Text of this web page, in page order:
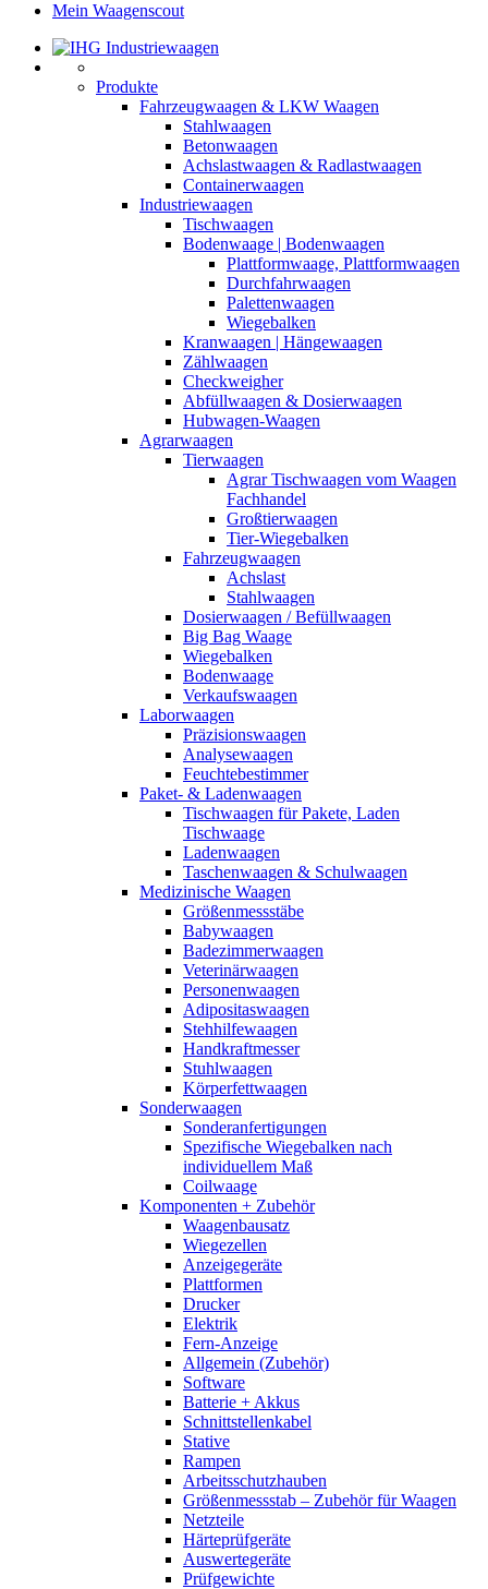
Mein Waagenscout
Produkte
Fahrzeugwaagen & LKW Waagen
Stahlwaagen
Betonwaagen
Achslastwaagen & Radlastwaagen
Containerwaagen
Industriewaagen
Tischwaagen
Bodenwaage | Bodenwaagen
Plattformwaage, Plattformwaagen
Durchfahrwaagen
Palettenwaagen
Wiegebalken
Kranwaagen | Hängewaagen
Zählwaagen
Checkweigher
Abfüllwaagen & Dosierwaagen
Hubwagen-Waagen
Agrarwaagen
Tierwaagen
Agrar Tischwaagen vom Waagen
Fachhandel
Großtierwaagen
Tier-Wiegebalken
Fahrzeugwaagen
Achslast
Stahlwaagen
Dosierwaagen / Befüllwaagen
Big Bag Waage
Wiegebalken
Bodenwaage
Verkaufswaagen
Laborwaagen
Präzisionswaagen
Analysewaagen
Feuchtebestimmer
Paket- & Ladenwaagen
Tischwaagen für Pakete, Laden
Tischwaage
Ladenwaagen
Taschenwaagen & Schulwaagen
Medizinische Waagen
Größenmessstäbe
Babywaagen
Badezimmerwaagen
Veterinärwaagen
Personenwaagen
Adipositaswaagen
Stehhilfewaagen
Handkraftmesser
Stuhlwaagen
Körperfettwaagen
Sonderwaagen
Sonderanfertigungen
Spezifische Wiegebalken nach
individuellem Maß
Coilwaage
Komponenten + Zubehör
Waagenbausatz
Wiegezellen
Anzeigegeräte
Plattformen
Drucker
Elektrik
Fern-Anzeige
Allgemein (Zubehör)
Software
Batterie + Akkus
Schnittstellenkabel
Stative
Rampen
Arbeitsschutzhauben
Größenmessstab – Zubehör für Waagen
Netzteile
Härteprüfgeräte
Auswertegeräte
Prüfgewichte